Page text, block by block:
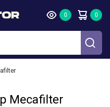
Mecafilter